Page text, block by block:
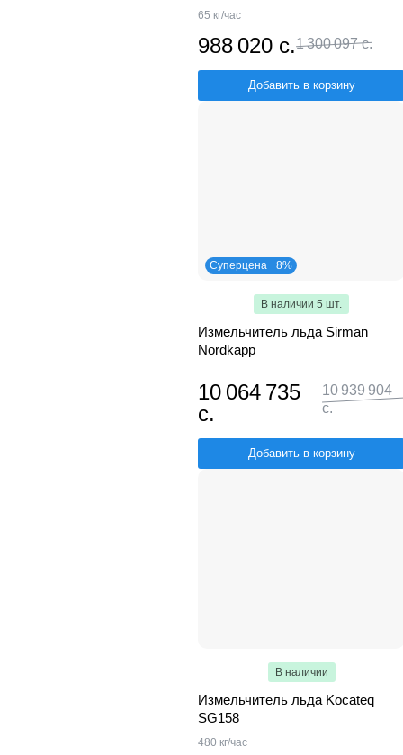
65 кг/час
988 020 с.1 300 097 с.
Добавить в корзину
Суперцена −8%
В наличии 5 шт.
Измельчитель льда Sirman
Nordkapp
10 064 735
с.
10 939 904
с.
Добавить в корзину
В наличии
Измельчитель льда Kocateq
SG158
480 кг/час